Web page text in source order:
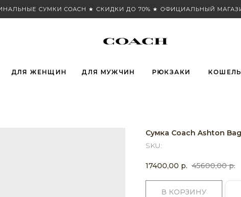
СУМКИ COACH ★ СКИДКИ ДО 70% ★ ОФИЦИАЛЬНЫЙ
ДЛЯ ЖЕНЩИН ДЛЯ МУЖЧИН РЮКЗАКИ
Сумка Coach Ashton
SKU:
17400,00 р. 45600,00 р.
В КОРЗИНУ